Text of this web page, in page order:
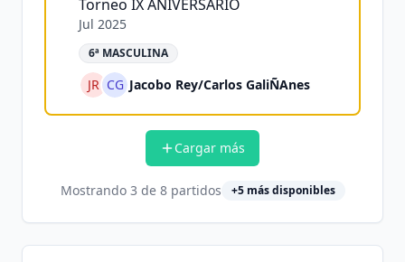
Torneo IX ANIVERSARIO
Jul 2025
6ª MASCULINA
JR CG Jacobo Rey/Carlos GaliÑAnes
Cargar más
Mostrando 3 de 8partidos +5más disponibles